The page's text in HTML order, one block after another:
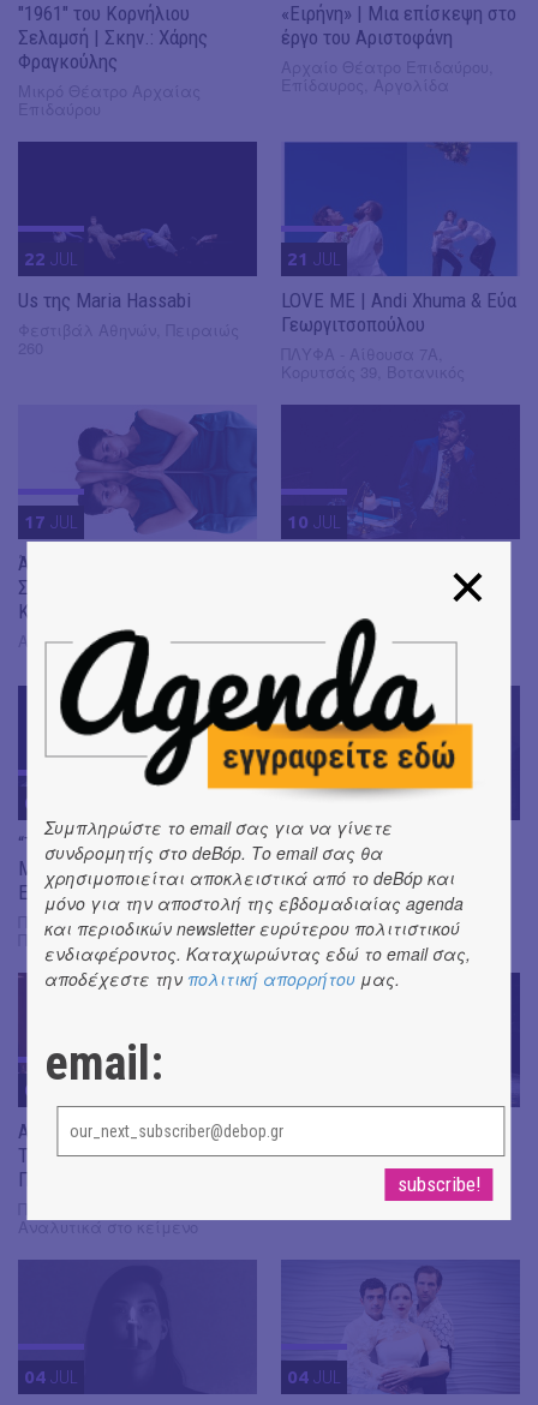
"1961" του Κορνήλιου
Σελαμσή | Σκην.: Χάρης
Φραγκούλης
«Ειρήνη» | Μια επίσκεψη στο
έργο του Αριστοφάνη
22 JUL
Us της Maria Hassabi
21 JUL
LOVE ME | Andi Xhuma & Εύα
Γεωργιτσοπούλου
17 JUL
Άλκηστις του Ευριπίδη |
Σκηνοθεσία: Δημήτρης
Καραντζάς
Αρχαίο Θέατρο Επιδαύρου
10 JUL
Θέατρο Βράχων Μελίνα
Μερκούρη, Στεφάνου,
Βύρωνας
07
“The Shadows” της Afsaneh
Mahian | Φεστιβάλ Αθηνών &
Επιδαύρου 2026
Πειραιώς 260 - Χώρος Ε,
Πειραιώς 260, Ταύρος
JUL
«Μήδεια» του Ευριπίδη |
Σκην.: Nikita Milivojević
ΣΕ ΠΕΡΙΟΔΕΙΑ
04
Ανεξάρτητα Κράτη | Α.
Τσιοτσιόπουλου και Γ.
Παλούμπη
Αναλυτικά στο κείμενο
Mothers – A Song for
Wartime | Marta Górnicka
Μικρό Θέατρο Αρχαίας
Επιδαύρου, Επίδαυρος
04 JUL 04 JUL
Συμπληρώστε το email σας για να γίνετε
συνδρομητής στο deBόp. Το email σας θα
χρησιμοποιείται αποκλειστικά από το deBόp και
μόνο για την αποστολή της εβδομαδιαίας agenda
και περιοδικών newsletter ευρύτερου πολιτιστικού
ενδιαφέροντος. Καταχωρώντας εδώ το email σας,
αποδέχεστε την πολιτική απορρήτου μας.
email: